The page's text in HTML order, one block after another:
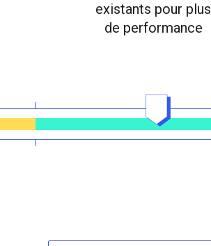
existants pour plus
de performance